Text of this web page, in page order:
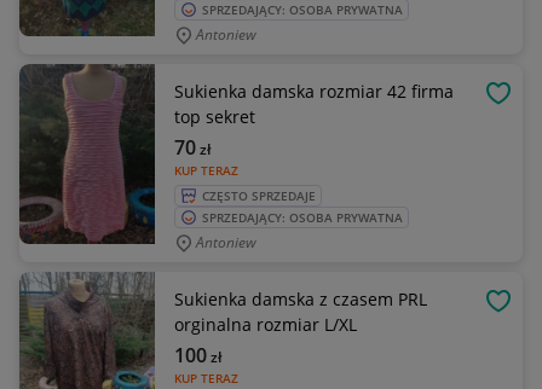
SPRZEDAJĄCY: OSOBA PRYWATNA
Antoniew
Sukienka damska rozmiar 42 firma
top sekret
KUP TERAZ
70zł
CZĘSTO SPRZEDAJE
SPRZEDAJĄCY: OSOBA PRYWATNA
Antoniew
Sukienka damska z czasem PRL
orginalna rozmiar L/XL
KUP TERAZ
100zł